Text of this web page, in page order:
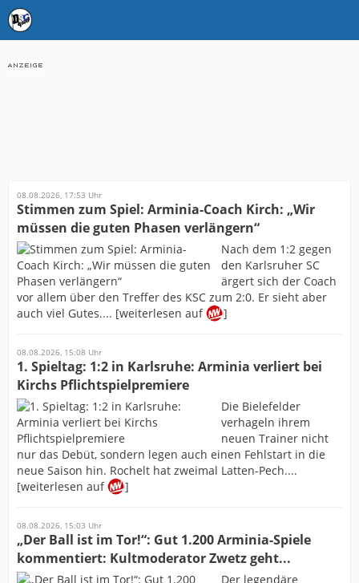
08.08.2026, 17:53 Uhr
Stimmen zum Spiel: Arminia-Coach Kirch: „Wir
müssen die guten Phasen verlängern“
Nach dem 1:2 gegen
den Karlsruher SC
ärgert sich der Coach
vor allem über den Treffer des KSC zum 2:0. Er sieht aber
auch viel Gutes.... [weiterlesen auf
]
08.08.2026, 15:08 Uhr
1. Spieltag: 1:2 in Karlsruhe: Arminia verliert bei
Kirchs Pflichtspielpremiere
Die Bielefelder
verhageln ihrem
neuen Trainer nicht
nur das Debüt, sondern legen auch einen Fehlstart in die
neue Saison hin. Rochelt hat zweimal Latten-Pech....
[weiterlesen auf
]
08.08.2026, 15:03 Uhr
„Der Ball ist im Tor!“: Gut 1.200 Arminia-Spiele
kommentiert: Kultmoderator Zwetz geht...
Der legendäre